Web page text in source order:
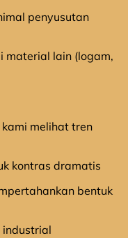
penyusutan
material lain (logam,
kami melihat tren
kontras dramatis
bentuk
industrial